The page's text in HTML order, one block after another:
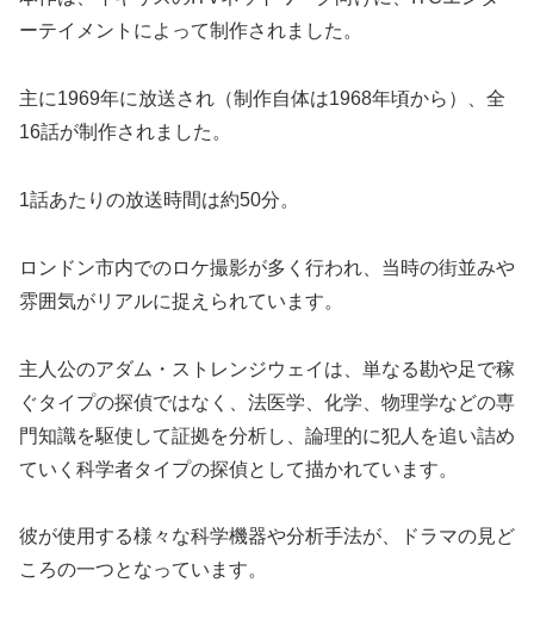
ーテイメントによって制作されました。
主に1969年に放送され（制作自体は1968年頃から）、全
16話が制作されました。
1話あたりの放送時間は約50分。
ロンドン市内でのロケ撮影が多く行われ、当時の街並みや
雰囲気がリアルに捉えられています。
主人公のアダム・ストレンジウェイは、単なる勘や足で稼
ぐタイプの探偵ではなく、法医学、化学、物理学などの専
門知識を駆使して証拠を分析し、論理的に犯人を追い詰め
ていく科学者タイプの探偵として描かれています。
彼が使用する様々な科学機器や分析手法が、ドラマの見ど
ころの一つとなっています。